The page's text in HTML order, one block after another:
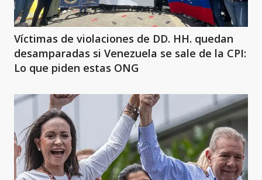
Víctimas de violaciones de DD. HH. quedan
desamparadas si Venezuela se sale de la CPI:
Lo que piden estas ONG